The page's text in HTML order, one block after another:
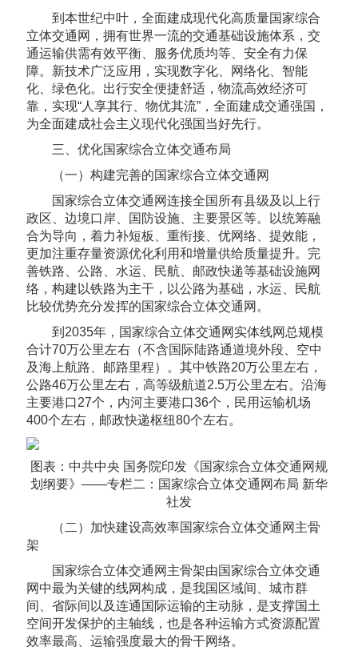
到本世纪中叶，全面建成现代化高质量国家综合
立体交通网，拥有世界一流的交通基础设施体系，交
通运输供需有效平衡、服务优质均等、安全有力保
障。新技术广泛应用，实现数字化、网络化、智能
化、绿色化。出行安全便捷舒适，物流高效经济可
靠，实现“人享其行、物优其流”，全面建成交通强国，
为全面建成社会主义现代化强国当好先行。
三、优化国家综合立体交通布局
（一）构建完善的国家综合立体交通网
国家综合立体交通网连接全国所有县级及以上行
政区、边境口岸、国防设施、主要景区等。以统筹融
合为导向，着力补短板、重衔接、优网络、提效能，
更加注重存量资源优化利用和增量供给质量提升。完
善铁路、公路、水运、民航、邮政快递等基础设施网
络，构建以铁路为主干，以公路为基础，水运、民航
比较优势充分发挥的国家综合立体交通网。
到2035年，国家综合立体交通网实体线网总规模
合计70万公里左右（不含国际陆路通道境外段、空中
及海上航路、邮路里程）。其中铁路20万公里左右，
公路46万公里左右，高等级航道2.5万公里左右。沿海
主要港口27个，内河主要港口36个，民用运输机场
400个左右，邮政快递枢纽80个左右。
图表：中共中央 国务院印发《国家综合立体交通网规
划纲要》——专栏二：国家综合立体交通网布局 新华
社发
（二）加快建设高效率国家综合立体交通网主骨
架
国家综合立体交通网主骨架由国家综合立体交通
网中最为关键的线网构成，是我国区域间、城市群
间、省际间以及连通国际运输的主动脉，是支撑国土
空间开发保护的主轴线，也是各种运输方式资源配置
效率最高、运输强度最大的骨干网络。